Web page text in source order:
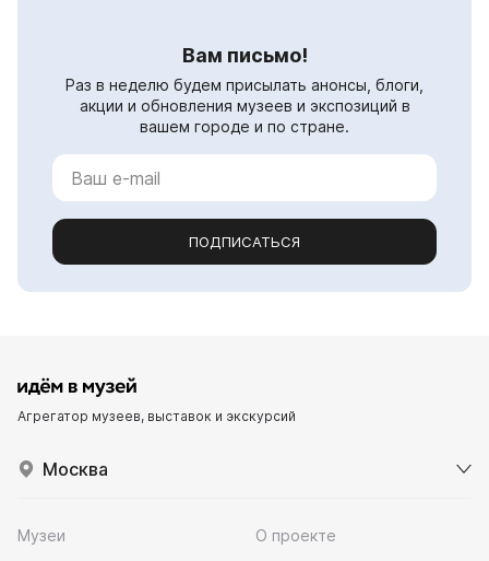
Вам письмо!
Раз в неделю будем присылать анонсы, блоги,
акции и обновления музеев и экспозиций в
вашем городе и по стране.
ПОДПИСАТЬСЯ
Агрегатор музеев, выставок и экскурсий
Москва
Музеи
О проекте